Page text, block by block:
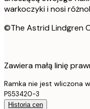
warkoczyki i nosi
©The Astrid Lindgren
Zawiera małą linię
Ramka nie jest wliczona
PS53420-3
Historia cen